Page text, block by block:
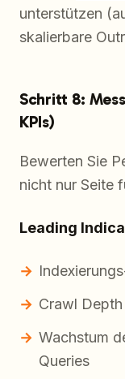
unterstützen
skalierbare
Schritt 8:
KPIs)
Bewerten Sie
nicht nur Seite
Leading
Crawl
Wachstum
Queries